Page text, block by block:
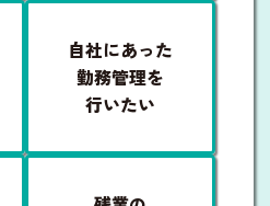
自社にあった
勤務管理を
行いたい